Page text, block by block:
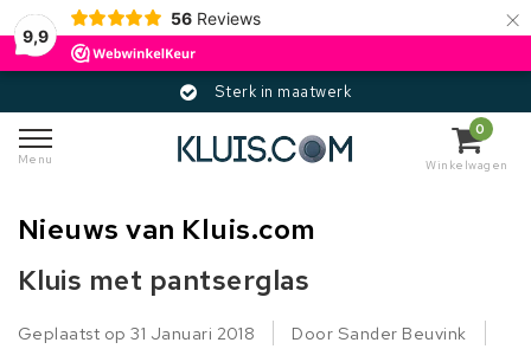
9,9
56 Reviews ×
Sterk in maatwerk
Menu
0
Winkelwagen
Nieuws van Kluis.com
Kluis met pantserglas
Geplaatst op31 Januari 2018
Door Sander Beuvink